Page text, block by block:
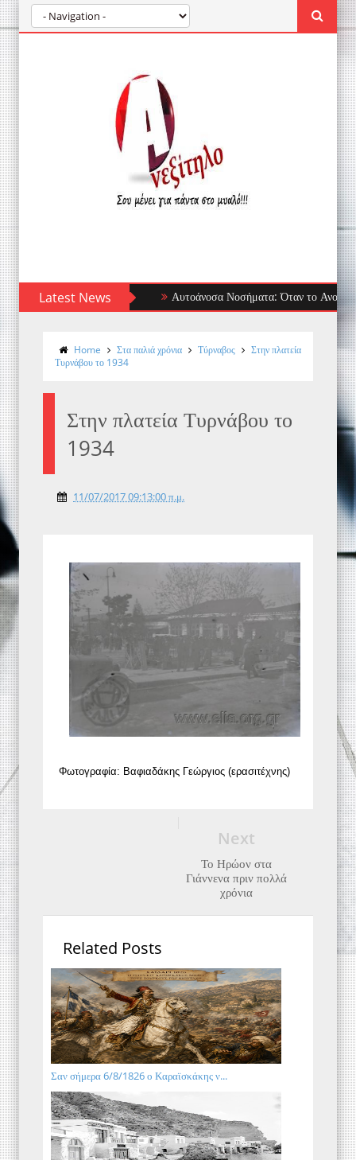
Latest News Αυτοάνοσα Νοσήματα: Όταν το
Home Στα παλιά χρόνια Τύρναβος
Στην πλατεία
Τυρνάβου το 1934
Στην πλατεία Τυρνάβου το
1934
11/07/2017 09:13:00 π.μ.
Φωτογραφία: Βαφιαδάκης Γεώργιος (ερασιτέχνης)
Next
Το Ηρώον στα
Γιάννενα πριν πολλά
χρόνια
Related Posts
Σαν σήμερα 6/8/1826 ο Καραϊσκάκης ν...